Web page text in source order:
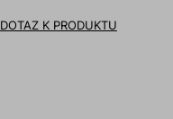
DOTAZ K PRODUKTU